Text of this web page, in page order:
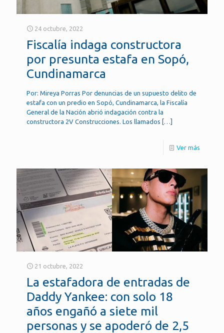
24 octubre, 2022
Fiscalía indaga constructora
por presunta estafa en Sopó,
Cundinamarca
Por: Mireya Porras Por denuncias de un supuesto delito de
estafa con un predio en Sopó, Cundinamarca, la Fiscalía
General de la Nación abrió indagación contra la
constructora 2V Construcciones. Los llamados […]
Ver más
21 octubre, 2022
La estafadora de entradas de
Daddy Yankee: con solo 18
años engañó a siete mil
personas y se apoderó de 2,5